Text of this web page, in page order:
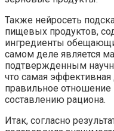
Также нейросеть
пищевых продуктов,
ингредиенты
самом деле является
подтвержденным
что самая
правильное
составлению рациона.
Итак, согласно